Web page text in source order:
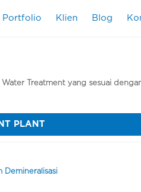
Portfolio Klien Blog
Treatment yang sesuai
PLANT
Demineralisasi